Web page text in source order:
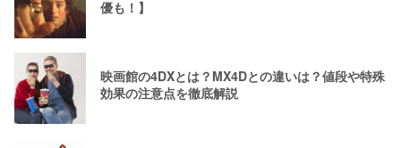
優も！】
映画館の4DXとは？MX4Dとの違いは？値段や特殊
効果の注意点を徹底解説